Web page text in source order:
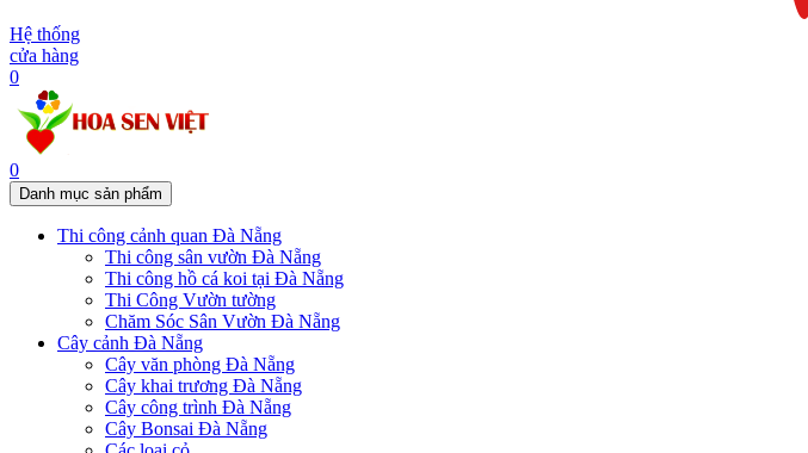
Hệ thống
cửa hàng
0
0
Danh mục sản phẩm
Thi công cảnh quan Đà Nẵng
Thi công sân vườn Đà Nẵng
Thi công hồ cá koi tại Đà Nẵng
Thi Công Vườn tường
Chăm Sóc Sân Vườn Đà Nẵng
Cây cảnh Đà Nẵng
Cây văn phòng Đà Nẵng
Cây khai trương Đà Nẵng
Cây công trình Đà Nẵng
Cây Bonsai Đà Nẵng